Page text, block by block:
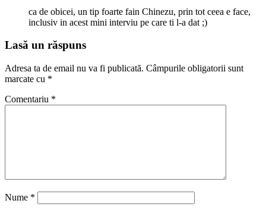
ca de obicei, un tip foarte fain Chinezu, prin tot ceea e face,
inclusiv in acest mini interviu pe care ti l-a dat ;)
Lasă un răspuns
Adresa ta de email nu va fi publicată. Câmpurile obligatorii sunt
marcate cu *
Comentariu *
Nume *